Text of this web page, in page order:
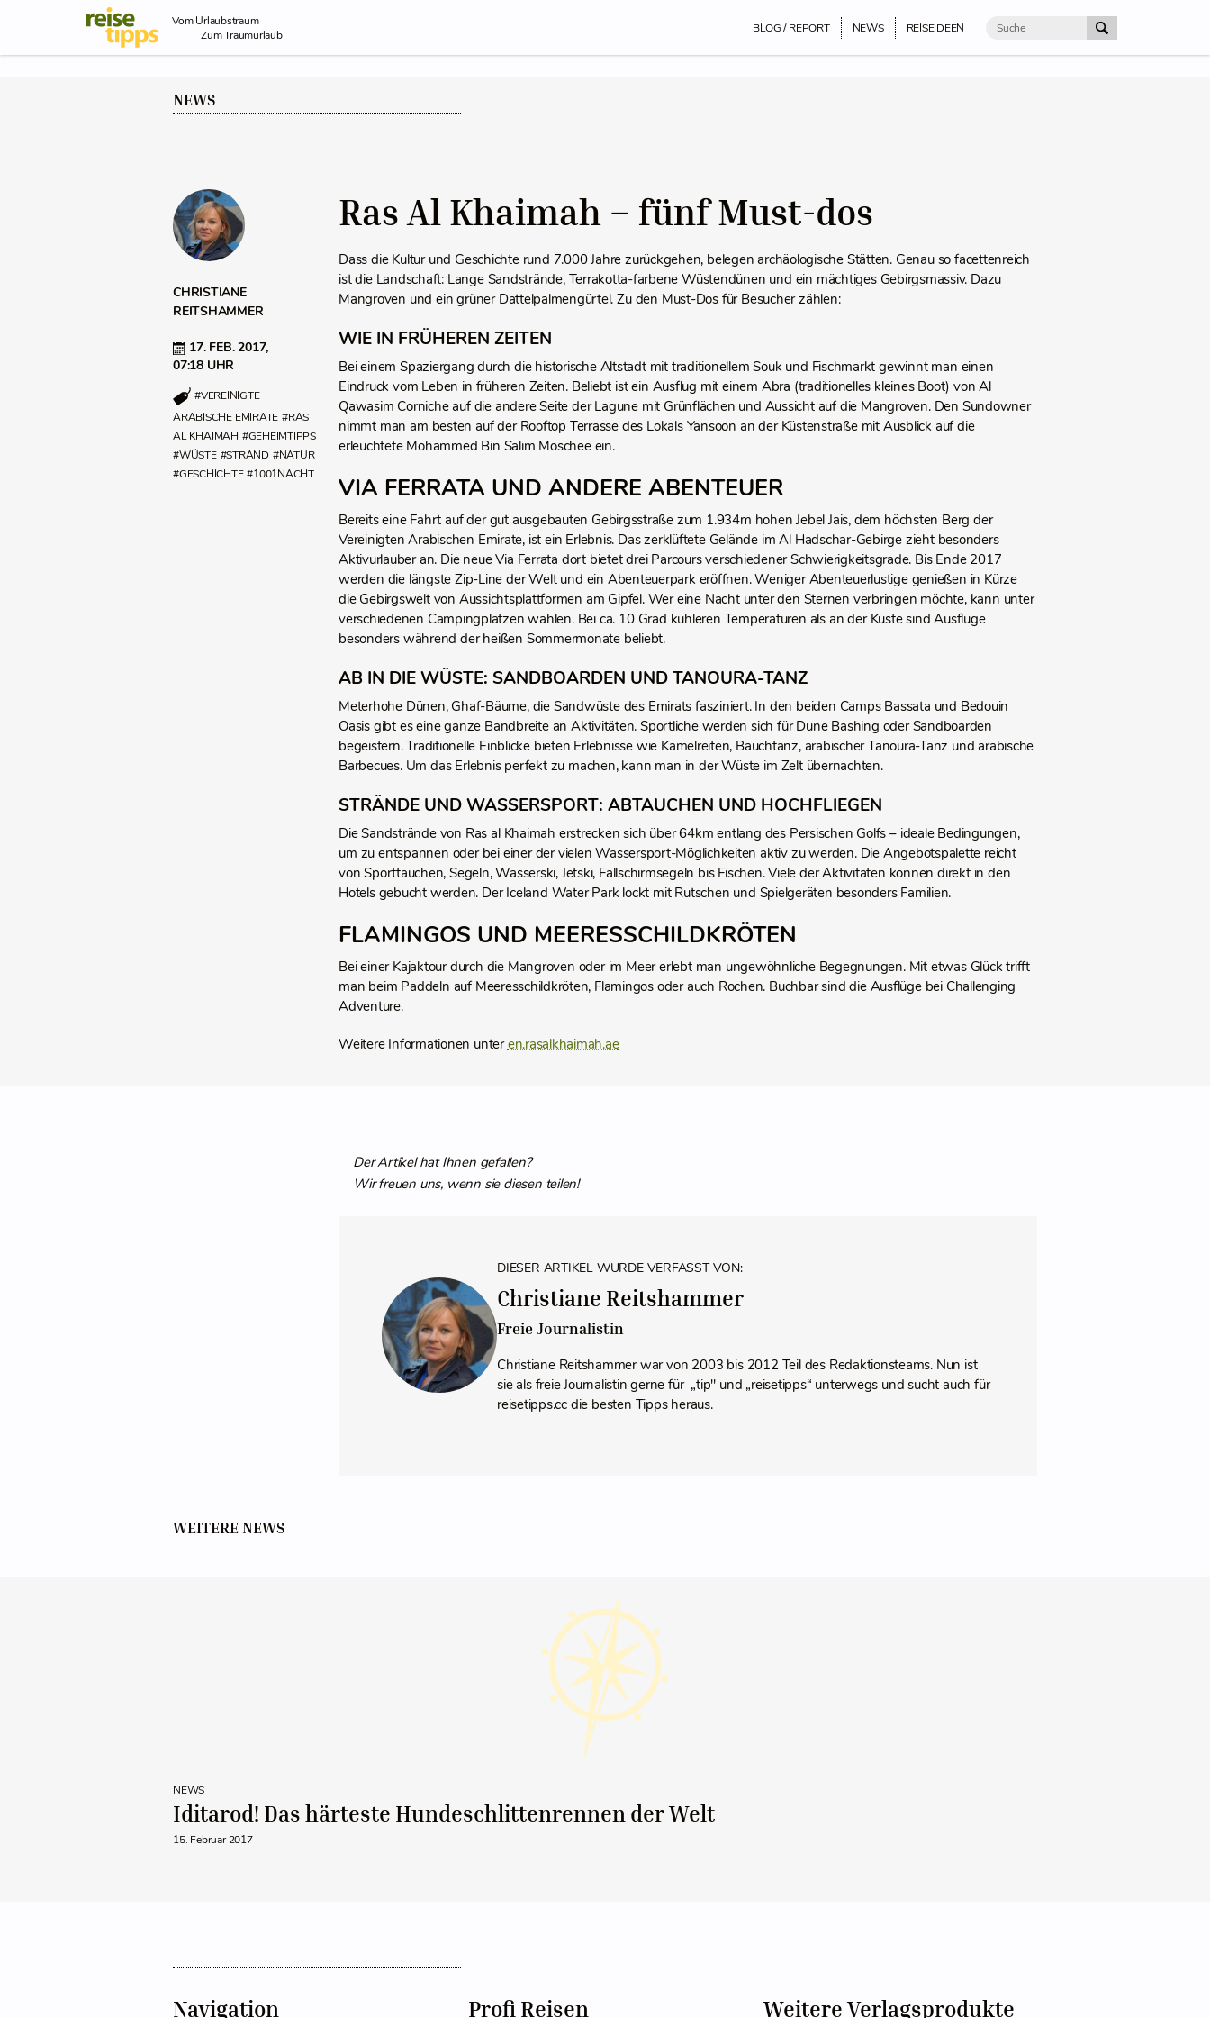
Skip to Content
Vom Urlaubstraum
Zum Traumurlaub
BLOG / REPORT NEWS REISEIDEEN
NEWS
CHRISTIANE
REITSHAMMER
17. FEB. 2017,
07:18 UHR
#VEREINIGTE
ARABISCHE EMIRATE #RAS
AL KHAIMAH #GEHEIMTIPPS
#WÜSTE #STRAND #NATUR
#GESCHICHTE #1001NACHT
Ras Al Khaimah – fünf Must-dos
Dass die Kultur und Geschichte rund 7.000 Jahre zurückgehen, belegen archäologische Stätten. Genau so facettenreich
ist die Landschaft: Lange Sandstrände, Terrakotta-farbene Wüstendünen und ein mächtiges Gebirgsmassiv. Dazu
Mangroven und ein grüner Dattelpalmengürtel. Zu den Must-Dos für Besucher zählen:
WIE IN FRÜHEREN ZEITEN
Bei einem Spaziergang durch die historische Altstadt mit traditionellem Souk und Fischmarkt gewinnt man einen
Eindruck vom Leben in früheren Zeiten. Beliebt ist ein Ausflug mit einem Abra (traditionelles kleines Boot) von Al
Qawasim Corniche auf die andere Seite der Lagune mit Grünflächen und Aussicht auf die Mangroven. Den Sundowner
nimmt man am besten auf der Rooftop Terrasse des Lokals Yansoon an der Küstenstraße mit Ausblick auf die
erleuchtete Mohammed Bin Salim Moschee ein.
VIA FERRATA UND ANDERE ABENTEUER
Bereits eine Fahrt auf der gut ausgebauten Gebirgsstraße zum 1.934m hohen Jebel Jais, dem höchsten Berg der
Vereinigten Arabischen Emirate, ist ein Erlebnis. Das zerklüftete Gelände im Al Hadschar-Gebirge zieht besonders
Aktivurlauber an. Die neue Via Ferrata dort bietet drei Parcours verschiedener Schwierigkeitsgrade. Bis Ende 2017
werden die längste Zip-Line der Welt und ein Abenteuerpark eröffnen. Weniger Abenteuerlustige genießen in Kürze
die Gebirgswelt von Aussichtsplattformen am Gipfel. Wer eine Nacht unter den Sternen verbringen möchte, kann unter
verschiedenen Campingplätzen wählen. Bei ca. 10 Grad kühleren Temperaturen als an der Küste sind Ausflüge
besonders während der heißen Sommermonate beliebt.
AB IN DIE WÜSTE: SANDBOARDEN UND TANOURA-TANZ
Meterhohe Dünen, Ghaf-Bäume, die Sandwüste des Emirats fasziniert. In den beiden Camps Bassata und Bedouin
Oasis gibt es eine ganze Bandbreite an Aktivitäten. Sportliche werden sich für Dune Bashing oder Sandboarden
begeistern. Traditionelle Einblicke bieten Erlebnisse wie Kamelreiten, Bauchtanz, arabischer Tanoura-Tanz und arabische
Barbecues. Um das Erlebnis perfekt zu machen, kann man in der Wüste im Zelt übernachten.
STRÄNDE UND WASSERSPORT: ABTAUCHEN UND HOCHFLIEGEN
Die Sandstrände von Ras al Khaimah erstrecken sich über 64km entlang des Persischen Golfs – ideale Bedingungen,
um zu entspannen oder bei einer der vielen Wassersport-Möglichkeiten aktiv zu werden. Die Angebotspalette reicht
von Sporttauchen, Segeln, Wasserski, Jetski, Fallschirmsegeln bis Fischen. Viele der Aktivitäten können direkt in den
Hotels gebucht werden. Der Iceland Water Park lockt mit Rutschen und Spielgeräten besonders Familien.
FLAMINGOS UND MEERESSCHILDKRÖTEN
Bei einer Kajaktour durch die Mangroven oder im Meer erlebt man ungewöhnliche Begegnungen. Mit etwas Glück trifft
man beim Paddeln auf Meeresschildkröten, Flamingos oder auch Rochen. Buchbar sind die Ausflüge bei Challenging
Adventure.
Weitere Informationen unteren.rasalkhaimah.ae
Der Artikel hat Ihnen gefallen?
Wir freuen uns, wenn sie diesen teilen!
DIESER ARTIKEL WURDE VERFASST VON:
Christiane Reitshammer
Freie Journalistin
Christiane Reitshammer war von 2003 bis 2012 Teil des Redaktionsteams. Nun ist
sie als freie Journalistin gerne für „tip" und „reisetipps“ unterwegs und sucht auch für
reisetipps.cc die besten Tipps heraus.
WEITERE NEWS
NEWS
Iditarod! Das härteste Hundeschlittenrennen der Welt
15. Februar 2017
Navigation Profi Reisen Weitere Verlagsprodukte